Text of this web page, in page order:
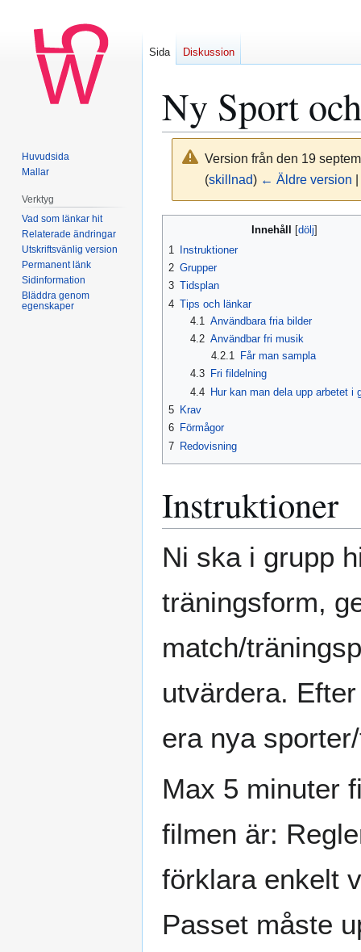
Ny Sport
Version från den 19
(skillnad) ← Äldre version
Innehåll
1
Instruktioner
2 Grupper
3 Tidsplan
4 Tips och länkar
4.1 Användbara fria bilder
4.2 Användbar fri musik
4.2.1
Får man sampla
4.3
Fri fildelning
4.4 Hur kan man dela upp arbetet i
5 Krav
6 Förmågor
7 Redovisning
Instruktioner
Ni ska i grupp
träningsform,
match/
utvärdera.
era nya
Max 5 minuter
filmen är:
förklara enkelt
Passet måste
Sida Diskussion
Huvudsida
Mallar
Verktyg
Vad som länkar hit
Relaterade ändringar
Utskriftsvänlig version
Permanent länk
Sidinformation
Bläddra genom
egenskaper